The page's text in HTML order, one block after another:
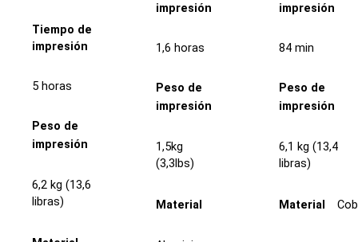
Tiempo de
impresión
5 horas
Peso de
impresión
6,2 kg (13,6
libras)
impresión
1,6 horas
Peso de
impresión
1,5kg
(3,3lbs)
Material
impresión
84 min
Peso de
impresión
6,1 kg (13,4
libras)
Material